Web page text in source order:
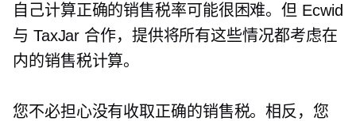
自己计算正确的销售税率可能很困难。但 Ecwid
与 TaxJar 合作，提供将所有这些情况都考虑在
内的销售税计算。
您不必担心没有收取正确的销售税。相反，您